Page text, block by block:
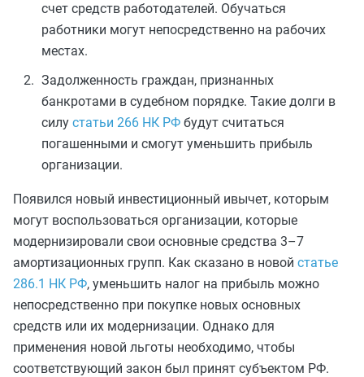
счет средств работодателей. Обучаться
работники могут непосредственно на рабочих
местах.
Задолженность граждан, признанных
банкротами в судебном порядке. Такие долги в
силу статьи 266 НК РФ будут считаться
погашенными и смогут уменьшить прибыль
организации.
Появился новый инвестиционный ивычет, которым
могут воспользоваться организации, которые
модернизировали свои основные средства 3–7
амортизационных групп. Как сказано в новой статье
286.1 НК РФ, уменьшить налог на прибыль можно
непосредственно при покупке новых основных
средств или их модернизации. Однако для
применения новой льготы необходимо, чтобы
соответствующий закон был принят субъектом РФ.